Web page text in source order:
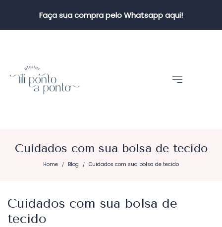
Faça sua compra pelo Whatsapp aqui!
Cuidados com sua bolsa de tecido
Home / Blog / Cuidados com sua bolsa de tecido
Cuidados com sua bolsa de
tecido